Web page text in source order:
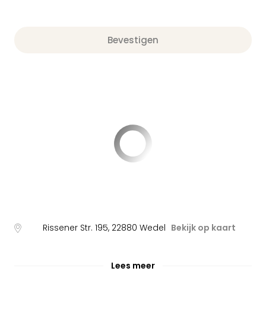
Bevestigen
Rissener Str. 195, 22880 Wedel Bekijk op kaart
Lees meer